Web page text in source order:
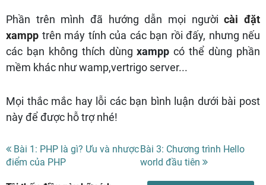
Phần trên mình đã hướng dẫn mọi ngườicài đặt
xampp trên máy tính của các bạn rồi đấy, nhưng nếu
các bạn không thích dùngxampp có thể dùng phần
mềm khác như wamp,vertrigo server...
Mọi thắc mắc hay lỗi các bạn bình luận dưới bài post
này để được hỗ trợ nhé!
Bài 1: PHP là gì? Ưu và nhược
điểm của PHP
Bài 3: Chương trình Hello
world đầu tiên